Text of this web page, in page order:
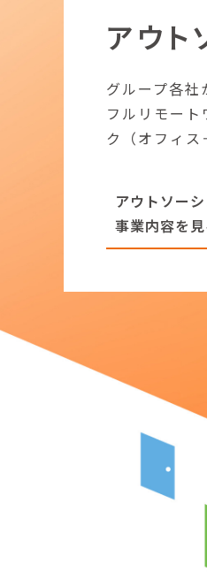
アウト
グループ各社
フルリモー
ク（オフィス
アウトソー
事業内容を見